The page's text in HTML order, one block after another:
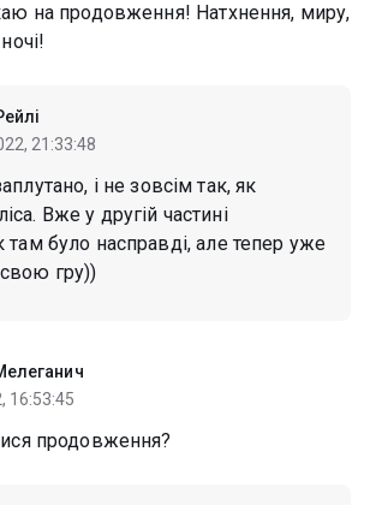
на продовження! Натхнення, миру,
21:33:48
і не зовсім так, як
Вже у другій частині
там було насправді, але тепер уже
гру))
16:53:45
продовження?